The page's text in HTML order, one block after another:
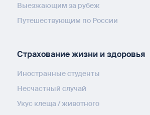
Выезжающим за рубеж
Путешествующим по России
Страхование жизни и здоровья
Иностранные студенты
Несчастный случай
Укус клеща / животного